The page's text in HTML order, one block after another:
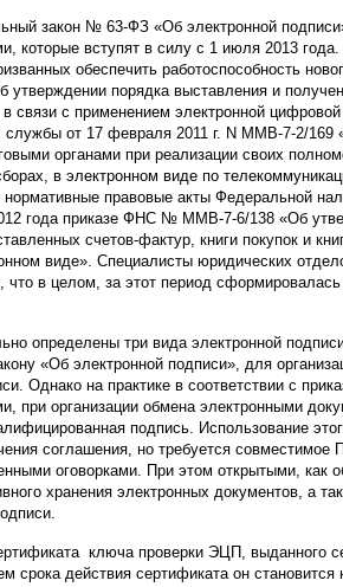
закон № 63-ФЗ «Об электронной
которые вступят в силу с 1 июля 2013
обеспечить работоспособность
утверждении порядка выставления и
связи с применением электронной
от 17 февраля 2011 г. N ММВ-7-2/169
органами при реализации своих
в электронном виде по
нормативные правовые акты Федеральной
года приказе ФНС № ММВ-7-6/138 «Об
счетов-фактур, книги покупок и
виде». Специалисты юридических
что в целом, за этот период
определены три вида электронной
«Об электронной подписи», для
Однако на практике в соответствии с
при организации обмена электронными
подпись. Использование
соглашения, но требуется совместимое
оговорками. При этом открытыми, как
хранения электронных документов, а
ключа проверки ЭЦП, выданного
срока действия сертификата он